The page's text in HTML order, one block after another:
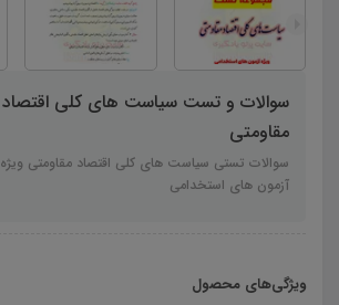
سوالات و تست سیاست های کلی اقتصاد
مقاومتی
سوالات تستی سیاست های کلی اقتصاد مقاومتی ویژه
آزمون های استخدامی
ویژگی‌های محصول